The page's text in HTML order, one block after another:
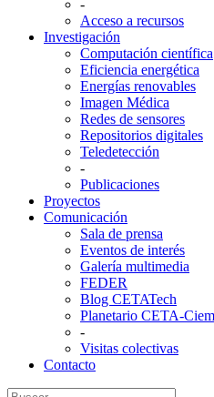
-
Acceso a recursos
Investigación
Computación científica
Eficiencia energética
Energías renovables
Imagen Médica
Redes de sensores
Repositorios digitales
Teledetección
-
Publicaciones
Proyectos
Comunicación
Sala de prensa
Eventos de interés
Galería multimedia
FEDER
Blog CETATech
Planetario CETA-
-
Visitas colectivas
Contacto